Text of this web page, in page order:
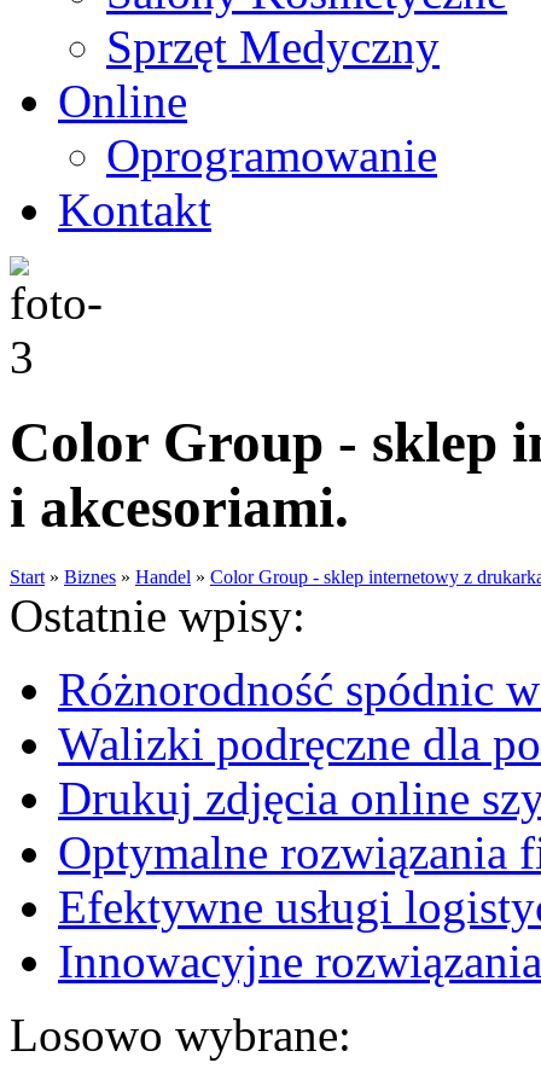
Sprzęt Medyczny
Online
Oprogramowanie
Kontakt
Color Group - sklep
i akcesoriami.
Start » Biznes » Handel » Color Group - sklep internetowy z
Ostatnie wpisy:
Różnorodność spódnic
Walizki podręczne dla
Drukuj zdjęcia online
Optymalne rozwiązania
Efektywne usługi
Innowacyjne
Losowo wybrane: